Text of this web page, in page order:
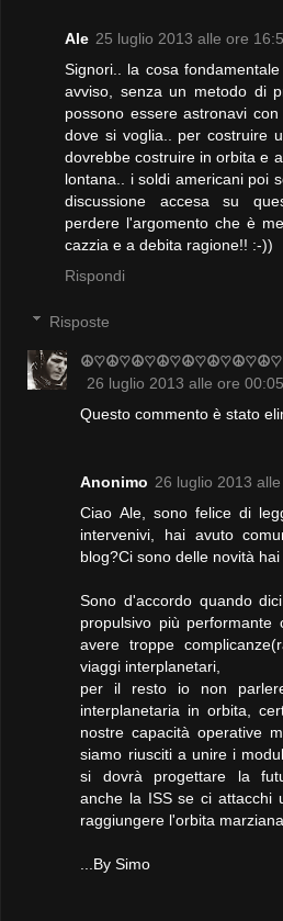
Ale 25 luglio 2013 alle ore
Signori.. la cosa
avviso, senza un metodo di
possono essere astronavi
dove si voglia.. per costruire
dovrebbe costruire in orbita e
lontana.. i soldi americani poi
discussione accesa su
perdere l'argomento che è
cazzia e a debita ragione!! :-))
Rispondi
Risposte
26 luglio 2013 alle ore 00:05
Questo commento è stato
Anonimo 26 luglio 2013
Ciao Ale, sono felice di
intervenivi, hai avuto
blog?Ci sono delle novità
Sono d'accordo quando
propulsivo più performante
avere troppe
viaggi interplanetari,
per il resto io non
interplanetaria in orbita,
nostre capacità operative
siamo riusciti a unire i
si dovrà progettare la
anche la ISS se ci attacchi
raggiungere l'orbita marziana.
...By Simo